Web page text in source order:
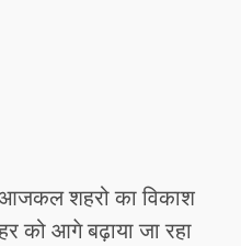
शहरो का विकाश
आगे बढ़ाया जा रहा